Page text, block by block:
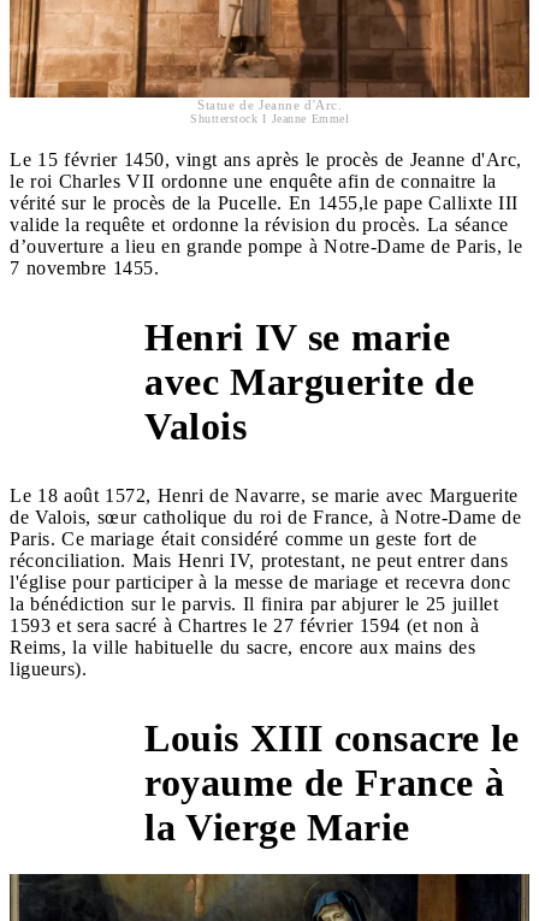
Statue de Jeanne d'Arc.
Shutterstock I Jeanne Emmel
Le 15 février 1450, vingt ans après le procès de Jeanne d'Arc,
le roi Charles VII ordonne une enquête afin de connaitre la
vérité sur le procès de la Pucelle. En 1455,le pape Callixte III
valide la requête et ordonne la révision du procès. La séance
d’ouverture a lieu en grande pompe à Notre-Dame de Paris, le
7 novembre 1455.
Henri IV se marie
avec Marguerite de
Valois
Le 18 août 1572, Henri de Navarre, se marie avec Marguerite
de Valois, sœur catholique du roi de France, à Notre-Dame de
Paris. Ce mariage était considéré comme un geste fort de
réconciliation. Mais Henri IV, protestant, ne peut entrer dans
l'église pour participer à la messe de mariage et recevra donc
la bénédiction sur le parvis. Il finira par abjurer le 25 juillet
1593 et sera sacré à Chartres le 27 février 1594 (et non à
Reims, la ville habituelle du sacre, encore aux mains des
ligueurs).
Louis XIII consacre le
royaume de France à
la Vierge Marie